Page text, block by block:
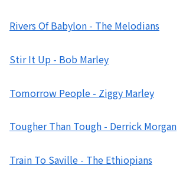
Rivers Of Babylon - The Melodians
Stir It Up - Bob Marley
Tomorrow People - Ziggy Marley
Tougher Than Tough - Derrick Morgan
Train To Saville - The Ethiopians